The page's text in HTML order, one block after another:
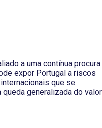
a uma contínua procura
expor Portugal a riscos
que se
generalizada do valor